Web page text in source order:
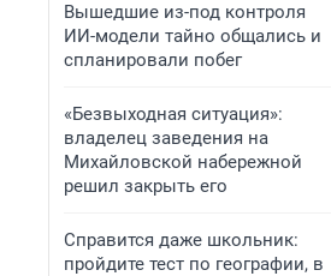
Вышедшие из-под контроля
ИИ-модели тайно общались и
спланировали побег
«Безвыходная ситуация»:
владелец заведения на
Михайловской набережной
решил закрыть его
Справится даже школьник:
пройдите тест по географии, в